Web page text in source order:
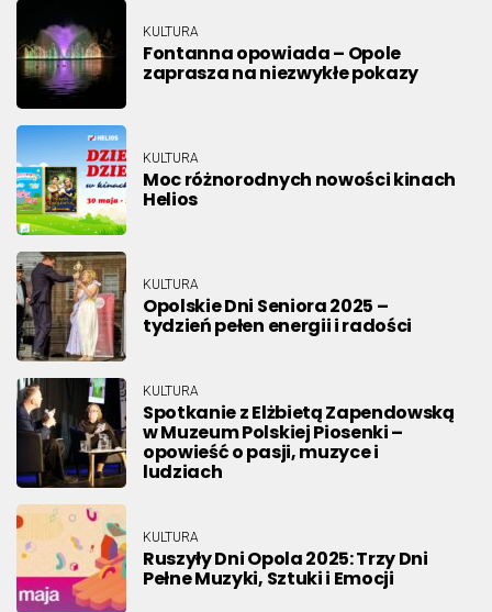
KULTURA
Fontanna opowiada – Opole
zaprasza na niezwykłe pokazy
KULTURA
Moc różnorodnych nowości kinach
Helios
KULTURA
Opolskie Dni Seniora 2025 –
tydzień pełen energii i radości
KULTURA
Spotkanie z Elżbietą Zapendowską
w Muzeum Polskiej Piosenki –
opowieść o pasji, muzyce i
ludziach
KULTURA
Ruszyły Dni Opola 2025: Trzy Dni
Pełne Muzyki, Sztuki i Emocji